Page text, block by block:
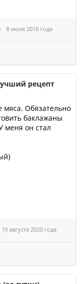
8 июля 2018 года
рецепт
мяса. Обязательно
баклажаны
меня он стал
19 августа 2020 года